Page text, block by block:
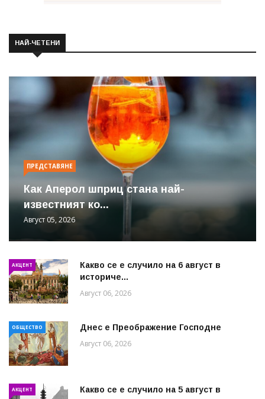
НАЙ-ЧЕТЕНИ
ПРЕДСТАВЯНЕ
Как Аперол шприц стана най-
известният ко...
Август 05, 2026
АКЦЕНТ
Какво се е случило на 6 август в
историче...
Август 06, 2026
ОБЩЕСТВО Днес е Преображение Господне
Август 06, 2026
АКЦЕНТ
Какво се е случило на 5 август в